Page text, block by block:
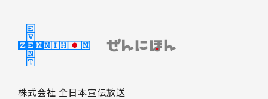
株式会社 全日本宣伝放送